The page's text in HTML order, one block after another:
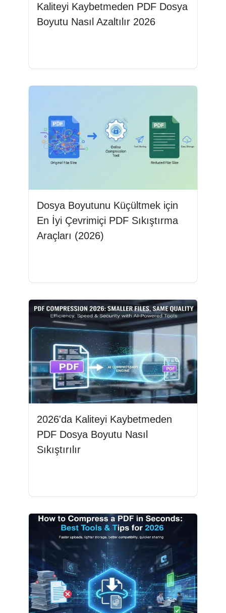
Kaliteyi Kaybetmeden PDF Dosya
Boyutu Nasıl Azaltılır 2026
Dosya Boyutunu Küçültmek için
En İyi Çevrimiçi PDF Sıkıştırma
Araçları (2026)
2026'da Kaliteyi Kaybetmeden
PDF Dosya Boyutu Nasıl
Sıkıştırılır